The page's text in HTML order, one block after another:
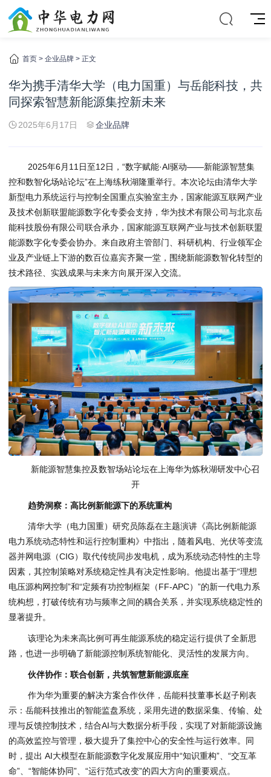
首页 > 企业品牌 > 正文
华为携手清华大学（电力国重）与岳能科技，共
同探索智慧新能源集控新未来
2025年6月17日 企业品牌
2025年6月11日至12日，“数字赋能·AI驱动——新能源智慧集
控和数智化场站论坛”在上海练秋湖隆重举行。本次论坛由清华大学
新型电力系统运行与控制全国重点实验室主办，国家能源互联网产业
及技术创新联盟能源数字化专委会支持，华为技术有限公司与北京岳
能科技股份有限公司联合承办，国家能源互联网产业与技术创新联盟
能源数字化专委会协办。来自政府主管部门、科研机构、行业领军企
业及产业链上下游的数百位嘉宾齐聚一堂，围绕新能源数智化转型的
技术路径、实践成果与未来方向展开深入交流。
新能源智慧集控及数智场站论坛在上海华为炼秋湖研发中心召
开
趋势洞察：高比例新能源下的系统重构
清华大学（电力国重）研究员陈磊在主题演讲《高比例新能源
电力系统动态特性和运行控制重构》中指出，随着风电、光伏等变流
器并网电源（CIG）取代传统同步发电机，成为系统动态特性的主导
因素，其控制策略对系统稳定性具有决定性影响。他提出基于“理想
电压源构网控制”和“定频有功控制框架（FF-APC）”的新一代电力系
统构想，打破传统有功与频率之间的耦合关系，并实现系统稳定性的
显著提升。
该理论为未来高比例可再生能源系统的稳定运行提供了全新思
路，也进一步明确了新能源控制系统智能化、灵活性的发展方向。
伙伴协作：联合创新，共筑智慧新能源底座
作为华为重要的解决方案合作伙伴，岳能科技董事长赵子刚表
示：岳能科技推出的智能监盘系统，采用先进的数据采集、传输、处
理与反馈控制技术，结合AI与大数据分析手段，实现了对新能源设施
的高效监控与管理，极大提升了集控中心的安全性与运行效率。同
时，提出 AI大模型在新能源数字化发展应用中“知识重构”、“交互革
命”、“智能体协同”、“运行范式改变”的四大方向的重要观点。